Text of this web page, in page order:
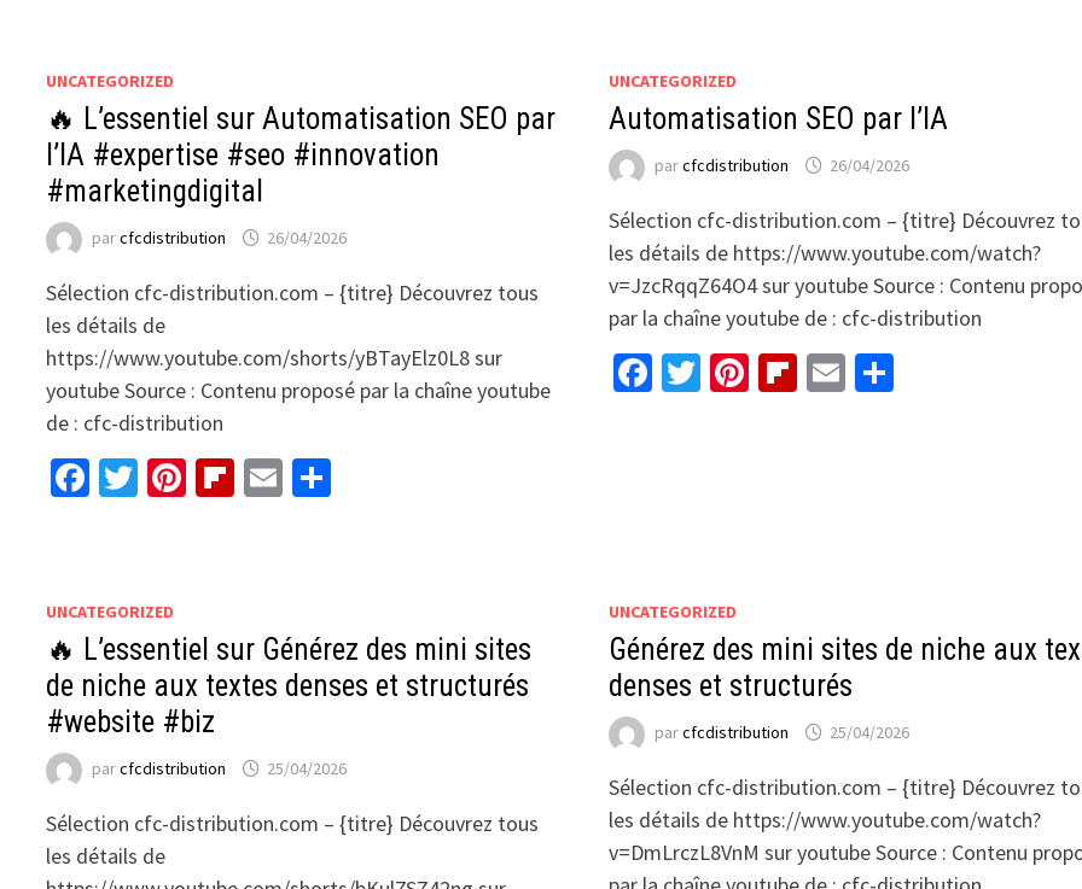
UNCATEGORIZED
🔥 L’essentiel sur Automatisation SEO par
l’IA #expertise #seo #innovation
#marketingdigital
parcfcdistribution 26/04/2026
Sélection cfc-distribution.com – {titre} Découvrez tous
les détails de
https://www.youtube.com/shorts/yBTayElz0L8 sur
youtube Source : Contenu proposé par la chaîne youtube
de : cfc-distribution
Facebook
Twitter
Pinterest
Flipboard
Email
UNCATEGORIZED
Automatisation SEO par l’IA
parcfcdistribution 26/04/2026
Sélection cfc-distribution.com – {titre} Découvrez
les détails de https://www.youtube.com/watch?
v=JzcRqqZ64O4 sur youtube Source : Contenu
par la chaîne youtube de : cfc-distribution
Facebook
Twitter
Pinterest
Flipboard
EmailPartager
UNCATEGORIZED
🔥 L’essentiel sur Générez des mini sites
de niche aux textes denses et structurés
#website #biz
parcfcdistribution 25/04/2026
Sélection cfc-distribution.com – {titre} Découvrez tous
les détails de
UNCATEGORIZED
Générez des mini sites de niche aux
denses et structurés
parcfcdistribution 25/04/2026
Sélection cfc-distribution.com – {titre} Découvrez
les détails de https://www.youtube.com/watch?
v=DmLrczL8VnM sur youtube Source : Contenu